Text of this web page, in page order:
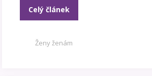
Celý článek
Ženy ženám